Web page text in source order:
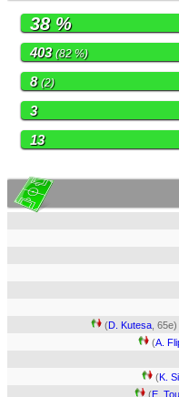
38 %
403(82 %)
8(2)
3
13
(D. Kutesa , 65e)
(A.
(K.
(E.